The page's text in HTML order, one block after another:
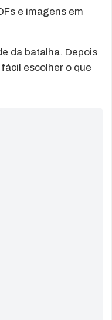
e imagens em
da batalha. Depois
escolher o que